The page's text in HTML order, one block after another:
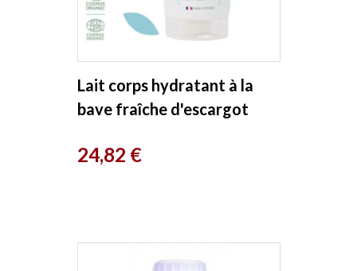
Lait corps hydratant à la
bave fraîche d'escargot
Prix
24,82 €